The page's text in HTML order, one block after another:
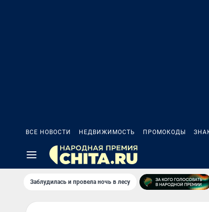
ВСЕ НОВОСТИ НЕДВИЖИМОСТЬ ПРОМОКОДЫ
Заблудилась и провела ночь в лесу